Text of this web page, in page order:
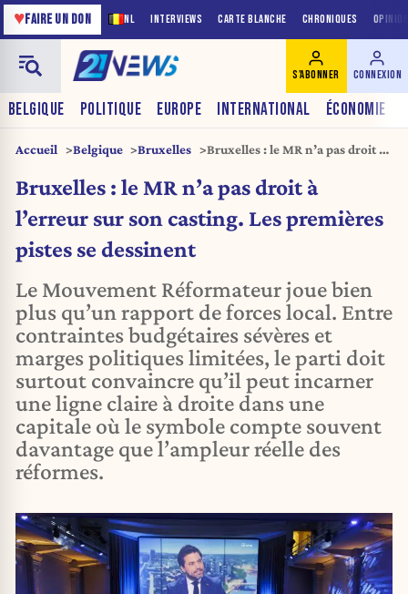
NL INTERVIEWS CARTE BLANCHE CHRONIQUES
♥FAIRE UN DON
BELGIQUE POLITIQUE EUROPE INTERNATIONAL ÉCONOMIE
S'ABONNER CONNEXION
Accueil Belgique Bruxelles
Bruxelles : le MR n’a pas droit à
premières pistes se dessinent
Bruxelles : le MR n’a pas droit à
l’erreur sur son casting. Les premières
pistes se dessinent
Le Mouvement Réformateur joue bien
plus qu’un rapport de forces local. Entre
contraintes budgétaires sévères et
marges politiques limitées, le parti doit
surtout convaincre qu’il peut incarner
une ligne claire à droite dans une
capitale où le symbole compte souvent
davantage que l’ampleur réelle des
réformes.